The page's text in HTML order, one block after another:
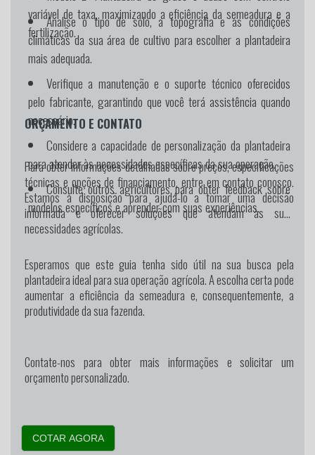
variável de taxa, maximizando a eficiência da semeadura e a
fertilização.
Analise o tipo de solo, a topografia e as condições
climáticas da sua área de cultivo para escolher a plantadeira
mais adequada.
Verifique a manutenção e o suporte técnico oferecidos
pelo fabricante, garantindo que você terá assistência quando
necessário.
Considere a capacidade de personalização da plantadeira
para atender às necessidades específicas da sua operação.
Consulte outros agricultores para obter feedback sobre
modelos específicos e aprender com suas experiências.
ORÇAMENTO E CONTATO
Para obter informações detalhadas sobre preços, especificações
técnicas e opções de financiamento, entre em contato conosco.
Estamos à disposição para ajudá-lo a tomar uma decisão
informada e oferecer soluções que atendam às suas
necessidades agrícolas.
Esperamos que este guia tenha sido útil na sua busca pela
plantadeira ideal para sua operação agrícola. A escolha certa pode
aumentar a eficiência da semeadura e, consequentemente, a
produtividade da sua fazenda.
Contate-nos para obter mais informações e solicitar um
orçamento personalizado.
COTAR AGORA